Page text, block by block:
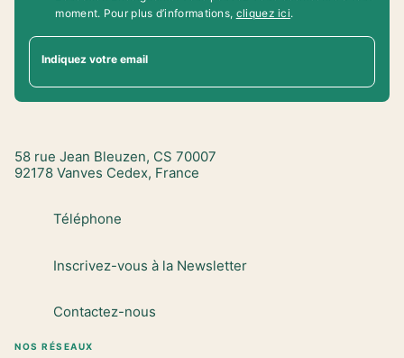
moment. Pour plus d’informations, cliquez ici.
Indiquez votre email
58 rue Jean Bleuzen, CS 70007
92178 Vanves Cedex, France
Téléphone
Inscrivez-vous à la Newsletter
Contactez-nous
NOS RÉSEAUX